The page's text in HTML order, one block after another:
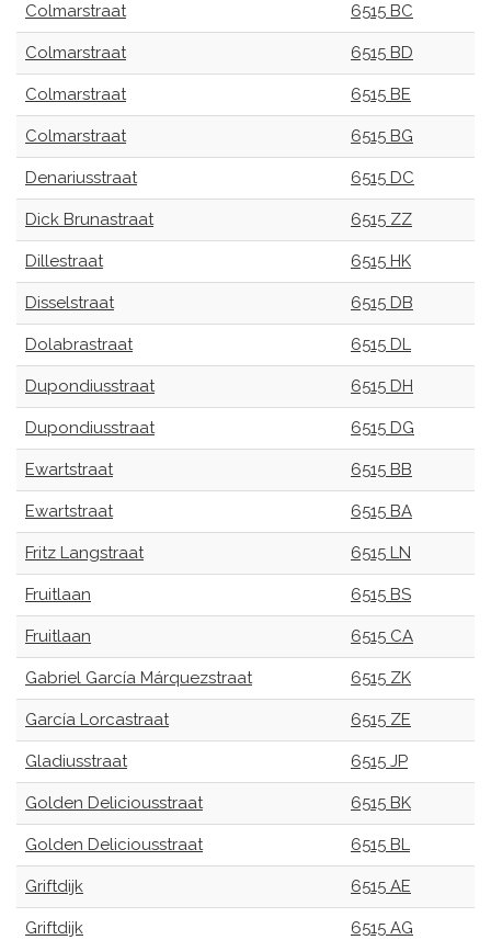
Colmarstraat 6515 BC
Colmarstraat 6515 BD
Colmarstraat 6515 BE
Colmarstraat 6515 BG
Denariusstraat 6515 DC
Dick Brunastraat 6515 ZZ
Dillestraat 6515 HK
Disselstraat 6515 DB
Dolabrastraat 6515 DL
Dupondiusstraat 6515 DH
Dupondiusstraat 6515 DG
Ewartstraat 6515 BB
Ewartstraat 6515 BA
Fritz Langstraat 6515 LN
Fruitlaan 6515 BS
Fruitlaan 6515 CA
Gabriel García Márquezstraat 6515 ZK
García Lorcastraat 6515 ZE
Gladiusstraat 6515 JP
Golden Deliciousstraat 6515 BK
Golden Deliciousstraat 6515 BL
Griftdijk 6515 AE
Griftdijk 6515 AG